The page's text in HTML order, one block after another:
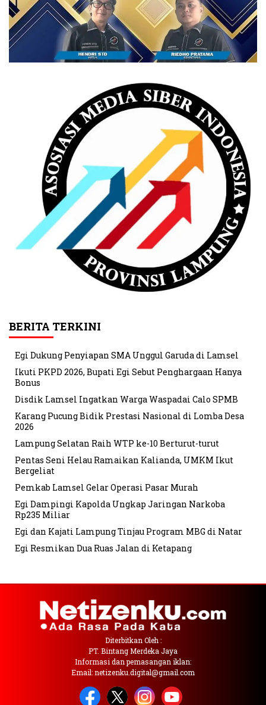
BERITA TERKINI
Egi Dukung Penyiapan SMA Unggul Garuda di Lamsel
Ikuti PKPD 2026, Bupati Egi Sebut Penghargaan Hanya
Bonus
Disdik Lamsel Ingatkan Warga Waspadai Calo SPMB
Karang Pucung Bidik Prestasi Nasional di Lomba Desa
2026
Lampung Selatan Raih WTP ke-10 Berturut-turut
Pentas Seni Helau Ramaikan Kalianda, UMKM Ikut
Bergeliat
Pemkab Lamsel Gelar Operasi Pasar Murah
Egi Dampingi Kapolda Ungkap Jaringan Narkoba
Rp235 Miliar
Egi dan Kajati Lampung Tinjau Program MBG di Natar
Egi Resmikan Dua Ruas Jalan di Ketapang
Diterbitkan Oleh :
PT. Bintang Merdeka Jaya
Informasi dan pemasangan iklan:
Email: netizenku.digital@gmail.com